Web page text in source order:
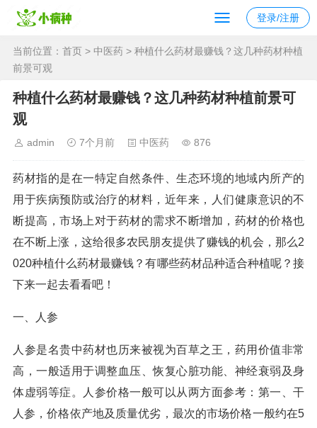
登录/注册
当前位置： 首页 > 中医药 > 种植什么药材最赚钱？这几种药材种植
前景可观
种植什么药材最赚钱？这几种药材种植前景可
观
admin 7个月前 中医药 876
药材指的是在一特定自然条件、生态环境的地域内所产的
用于疾病预防或治疗的材料，近年来，人们健康意识的不
断提高，市场上对于药材的需求不断增加，药材的价格也
在不断上涨，这给很多农民朋友提供了赚钱的机会，那么2
020种植什么药材最赚钱？有哪些药材品种适合种植呢？接
下来一起去看看吧！
一、人参
人参是名贵中药材也历来被视为百草之王，药用价值非常
高，一般适用于调整血压、恢复心脏功能、神经衰弱及身
体虚弱等症。人参价格一般可以从两方面参考：第一、干
人参，价格依产地及质量优劣，最次的市场价格一般约在5